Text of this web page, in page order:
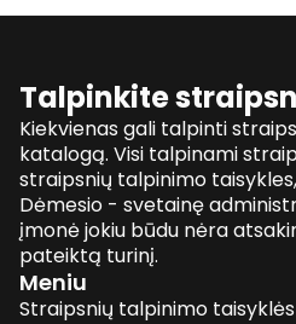
Talpinkite
Kiekvienas gali talpinti
katalogą. Visi talpinami
straipsnių talpinimo
Dėmesio - svetainę
įmonė jokiu būdu nėra
pateiktą turinį.
Meniu
Straipsnių talpinimo taisyklės